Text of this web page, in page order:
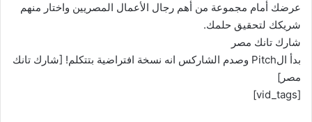
عرضك أمام مجموعة من أهم رجال الأعمال المصريين واختار منهم
شريكك لتحقيق حلمك.
شارك تانك مصر
بدأ الPitch وصدم الشاركس انه نسخة افتراضية بتتكلم! [شارك تانك
مصر]
[vid_tags]